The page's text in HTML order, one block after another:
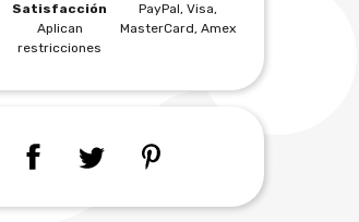
Satisfacción
Aplican
restricciones
PayPal, Visa,
MasterCard, Amex